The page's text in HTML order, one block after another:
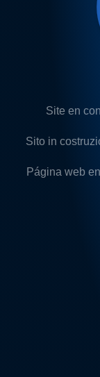
Site en
Sito in
Página web